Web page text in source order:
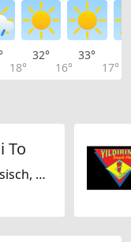
18°
32°
16°
33°
17°
To
Vietnamesisch, Chinesisch, Thailändisch